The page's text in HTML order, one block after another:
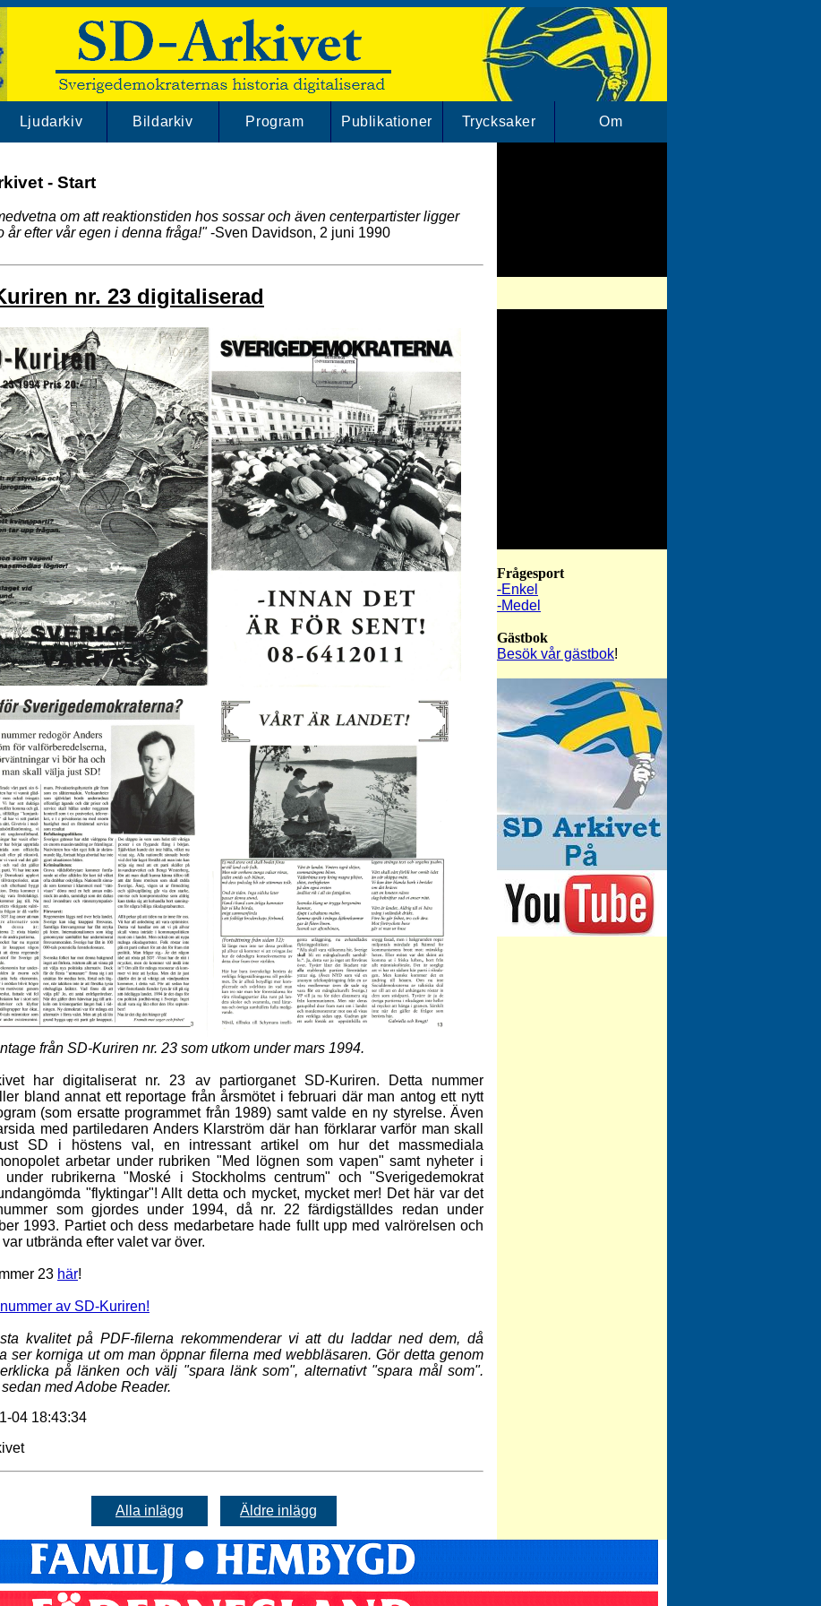
Ljudarkiv Bildarkiv Program Publikationer Trycksaker Om
- Start
om att reaktionstiden hos sossar och även centerpartister ligger
år efter vår egen i denna fråga!"-Sven Davidson, 2 juni 1990
nr. 23 digitaliserad
från SD-Kuriren nr. 23 som utkom under mars 1994.
har digitaliserat nr. 23 av partiorganet SD-Kuriren. Detta nummer
bland annat ett reportage från årsmötet i februari där man antog ett nytt
(som ersatte programmet från 1989) samt valde en ny styrelse. Även
med partiledaren Anders Klarström där han förklarar varför man skall
SD i höstens val, en intressant artikel om hur det massmediala
arbetar under rubriken "Med lögnen som vapen" samt nyheter i
under rubrikerna "Moské i Stockholms centrum" och "Sverigedemokrat
"flyktingar"! Allt detta och mycket, mycket mer! Det här var det
som gjordes under 1994, då nr. 22 färdigställdes redan under
1993. Partiet och dess medarbetare hade fullt upp med valrörelsen och
utbrända efter valet var över.
23 här!
av SD-Kuriren!
kvalitet på PDF-filerna rekommenderar vi att du laddar ned dem, då
ser korniga ut om man öppnar filerna med webbläsaren. Gör detta genom
på länken och välj "spara länk som", alternativt "spara mål som".
med Adobe Reader.
04 18:43:34
Alla inlägg Äldre inlägg
Frågesport
-Enkel
-Medel
Gästbok
Besök vår gästbok!